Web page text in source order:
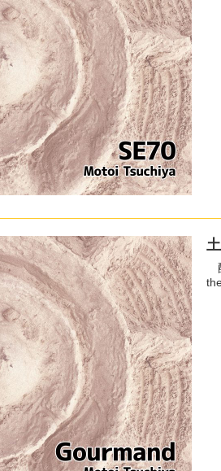
配信サ